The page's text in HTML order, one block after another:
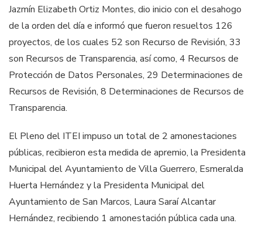
Jazmín Elizabeth Ortiz Montes, dio inicio con el desahogo
de la orden del día e informó que fueron resueltos 126
proyectos, de los cuales 52 son Recurso de Revisión, 33
son Recursos de Transparencia, así como, 4 Recursos de
Protección de Datos Personales, 29 Determinaciones de
Recursos de Revisión, 8 Determinaciones de Recursos de
Transparencia.
El Pleno del ITEI impuso un total de 2 amonestaciones
públicas, recibieron esta medida de apremio, la Presidenta
Municipal del Ayuntamiento de Villa Guerrero, Esmeralda
Huerta Hernández y la Presidenta Municipal del
Ayuntamiento de San Marcos, Laura Saraí Alcantar
Hernández, recibiendo 1 amonestación pública cada una.